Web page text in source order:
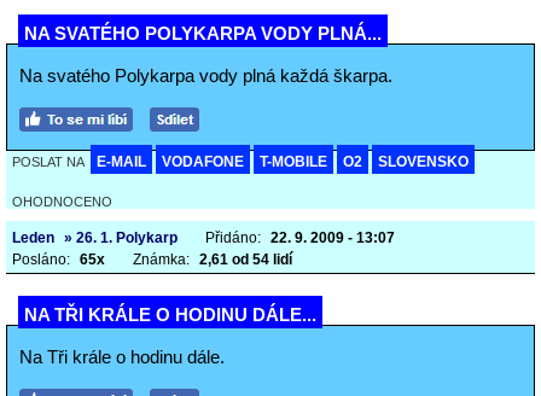
NA SVATÉHO POLYKARPA VODY PLNÁ...
Na svatého Polykarpa vody plná každá škarpa.
POSLAT NA E-MAIL VODAFONE T-MOBILE O2 SLOVENSKO
OHODNOCENO
Leden » 26. 1. Polykarp Přidáno: 22. 9. 2009 - 13:07
Posláno: 65x Známka: 2,61 od 54 lidí
NA TŘI KRÁLE O HODINU DÁLE...
Na Tři krále o hodinu dále.